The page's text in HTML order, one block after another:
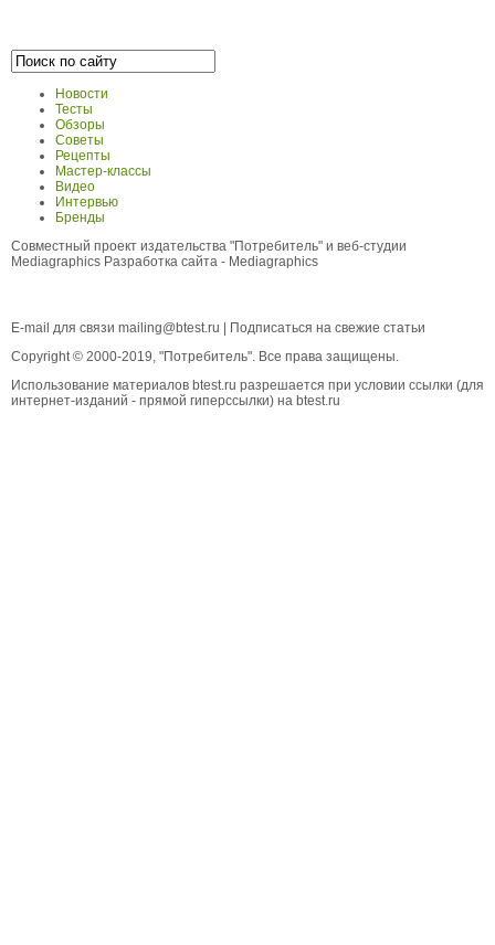
Новости
Тесты
Обзоры
Советы
Рецепты
Мастер-классы
Видео
Интервью
Бренды
Совместный проект издательства "Потребитель" и веб-студии
Mediagraphics Разработка сайта - Mediagraphics
E-mail для связи mailing@btest.ru
Подписаться на свежие статьи
Copyright © 2000-2019, "Потребитель". Все права защищены.
Использование материалов btest.ru разрешается при условии ссылки (для
интернет-изданий - прямой гиперссылки) на btest.ru